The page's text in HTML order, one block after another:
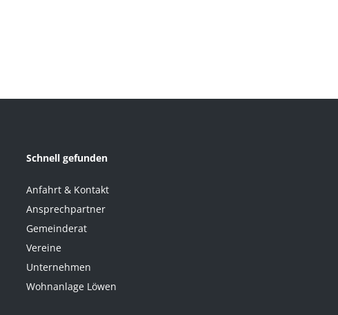
Schnell gefunden
Anfahrt & Kontakt
Ansprechpartner
Gemeinderat
Vereine
Unternehmen
Wohnanlage Löwen